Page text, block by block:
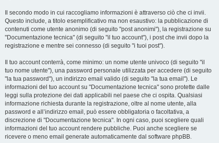
Il secondo modo in cui raccogliamo informazioni è attraverso ciò che ci invii.
Questo include, a titolo esemplificativo ma non esaustivo: la pubblicazione di
contenuti come utente anonimo (di seguito "post anonimi"), la registrazione su
"Documentazione tecnica" (di seguito "il tuo account"), i post che invii dopo la
registrazione e mentre sei connesso (di seguito "i tuoi post").
Il tuo account conterrà, come minimo: un nome utente univoco (di seguito "il
tuo nome utente"), una password personale utilizzata per accedere (di seguito
"la tua password"), un indirizzo email valido (di seguito "la tua email"). Le
informazioni del tuo account su "Documentazione tecnica" sono protette dalle
leggi sulla protezione dei dati applicabili nel paese che ci ospita. Qualsiasi
informazione richiesta durante la registrazione, oltre al nome utente, alla
password e all’indirizzo email, può essere obbligatoria o facoltativa, a
discrezione di "Documentazione tecnica". In ogni caso, puoi scegliere quali
informazioni del tuo account rendere pubbliche. Puoi anche scegliere se
ricevere o meno email generate automaticamente dal software phpBB.